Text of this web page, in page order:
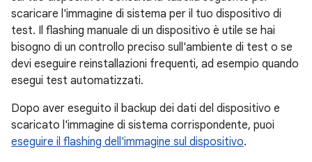
scaricare l'immagine di sistema per il tuo dispositivo di
test. Il flashing manuale di un dispositivo è utile se hai
bisogno di un controllo preciso sull'ambiente di test o se
devi eseguire reinstallazioni frequenti, ad esempio quando
esegui test automatizzati.
Dopo aver eseguito il backup dei dati del dispositivo e
scaricato l'immagine di sistema corrispondente, puoi
eseguire il flashing dell'immagine sul dispositivo.